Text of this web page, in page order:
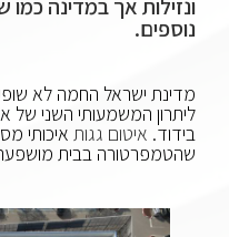
ונזילות אך במדינה כמו
נוספים.
מדינת ישראל החמה לא
ליתרון המשמעותי השני של
בידוד. איטום גגות איכותי
שהטמפרטורה בבית